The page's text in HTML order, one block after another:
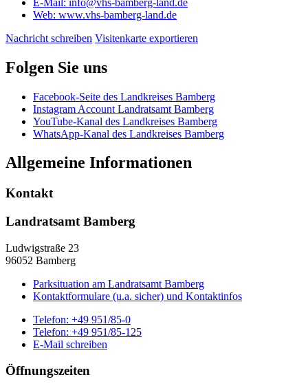
Web: www.vhs-bamberg-land.de
Nachricht schreiben Visitenkarte exportieren
Folgen Sie uns
Facebook-Seite des Landkreises Bamberg
Instagram Account Landratsamt Bamberg
YouTube-Kanal des Landkreises Bamberg
WhatsApp-Kanal des Landkreises Bamberg
Allgemeine Informationen
Kontakt
Landratsamt Bamberg
Ludwigstraße 23
96052 Bamberg
Parksituation am Landratsamt Bamberg
Kontaktformulare (u.a. sicher) und Kontaktinfos
Telefon: +49 951/85-0
Telefon: +49 951/85-125
E-Mail schreiben
Öffnungszeiten